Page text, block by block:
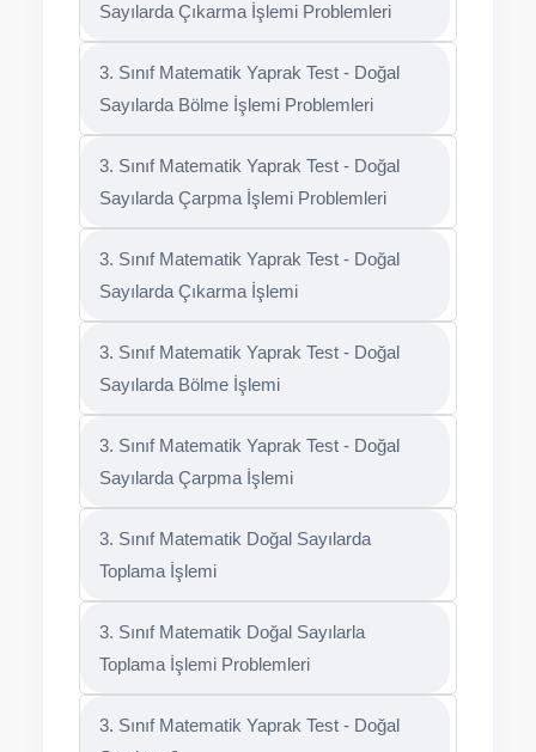
Sayılarda Çıkarma İşlemi Problemleri
3. Sınıf Matematik Yaprak Test - Doğal
Sayılarda Bölme İşlemi Problemleri
3. Sınıf Matematik Yaprak Test - Doğal
Sayılarda Çarpma İşlemi Problemleri
3. Sınıf Matematik Yaprak Test - Doğal
Sayılarda Çıkarma İşlemi
3. Sınıf Matematik Yaprak Test - Doğal
Sayılarda Bölme İşlemi
3. Sınıf Matematik Yaprak Test - Doğal
Sayılarda Çarpma İşlemi
3. Sınıf Matematik Doğal Sayılarda
Toplama İşlemi
3. Sınıf Matematik Doğal Sayılarla
Toplama İşlemi Problemleri
3. Sınıf Matematik Yaprak Test - Doğal